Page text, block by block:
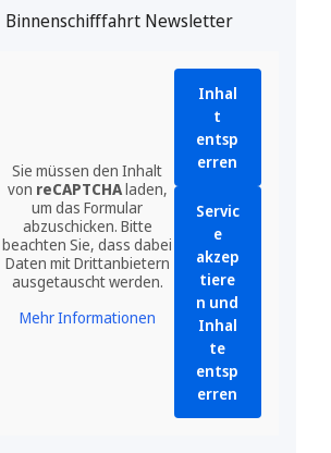
Binnenschifffahrt Newsletter
Sie müssen den Inhalt
von reCAPTCHAladen,
um das Formular
abzuschicken. Bitte
beachten Sie, dass dabei
Daten mit Drittanbietern
ausgetauscht werden.
Mehr Informationen
Inhal
t
entsp
erren
Servic
e
akzep
tiere
n und
Inhal
te
entsp
erren